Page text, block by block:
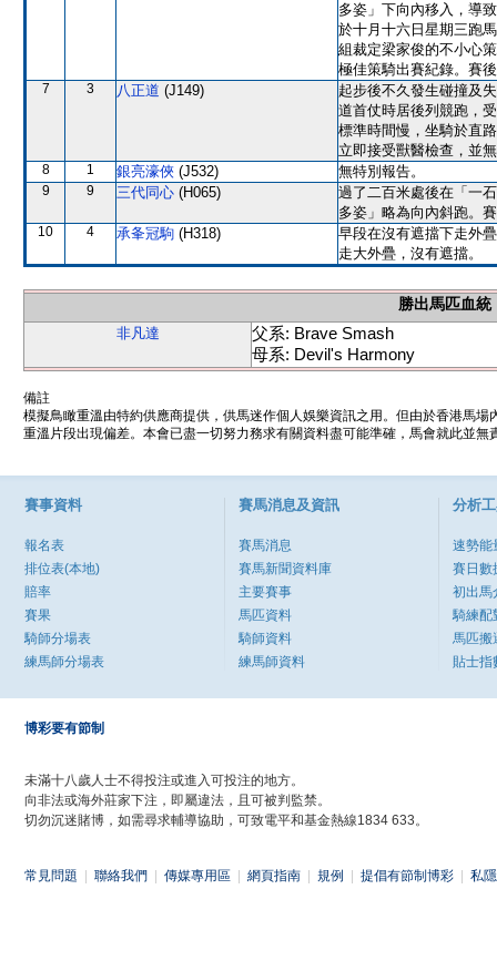
多姿」下向內移入，導
於十月十六日星期三跑
組裁定梁家俊的不小心
極佳策騎出賽紀錄。賽
7 3 八正道 (J149)
起步後不久發生碰撞及
道首仗時居後列競跑，
標準時間慢，坐騎於直
立即接受獸醫檢查，並
8 1 銀亮濠俠 (J532) 無特別報告。
9 9 三代同心 (H065)
過了二百米處後在「一
多姿」略為向內斜跑。
10 4 承夆冠駒 (H318)
早段在沒有遮擋下走外
走大外疊，沒有遮擋。
勝出馬匹血統
非凡達
父系: Brave Smash
母系: Devil's Harmony
備註
模擬鳥瞰重溫由特約供應商提供，供馬迷作個人娛樂資訊之用。但由於香港馬
重溫片段出現偏差。本會已盡一切努力務求有關資料盡可能準確，馬會就此並
賽事資料
報名表
排位表(本地)
賠率
賽果
騎師分場表
練馬師分場表
賽馬消息及資訊
賽馬消息
賽馬新聞資料庫
主要賽事
馬匹資料
騎師資料
練馬師資料
分析
速勢能
賽日數
初出馬
騎練配
馬匹搬
貼士指
博彩要有節制
未滿十八歲人士不得投注或進入可投注的地方。
向非法或海外莊家下注，即屬違法，且可被判監禁。
切勿沉迷賭博，如需尋求輔導協助，可致電平和基金熱線1834 633。
常見問題 聯絡我們 傳媒專用區 網頁指南 規例 提倡有節制博彩 私